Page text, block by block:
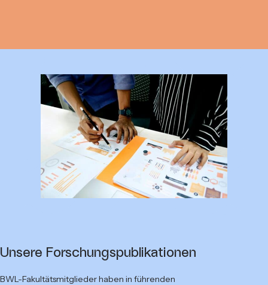
Unsere Forschungs­publikationen
BWL-Fakultätsmitglieder haben in führenden